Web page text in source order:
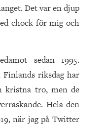
Det var en djup
chock för mig och
sedan 1995.
riksdag har
kristna tro, men de
Hela den
när jag på Twitter